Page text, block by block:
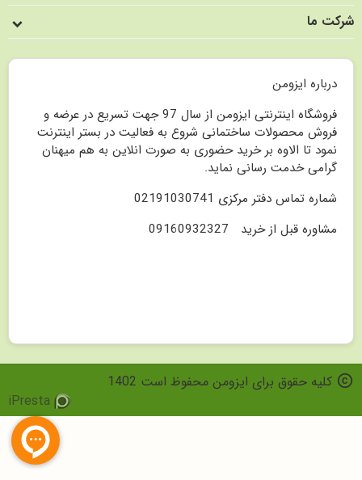
ما
درباره ایزومن
فروشگاه اینترنتی ایزومن از سال 97 جهت تسریع در عرضه و
فروش محصولات ساختمانی شروع به فعالیت در بستر اینترنت
نمود تا الاوه بر خرید حضوری به صورت انلاین به هم میهنان
گرامی خدمت رسانی نماید.
شماره تماس دفتر مرکزی 02191030741
مشاوره قبل از خرید 09160932327
کلیه حقوق برای ایزومن محفوظ است 1402
iPresta